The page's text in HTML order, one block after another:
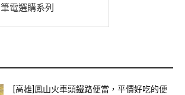
筆電選購系列
[高雄]鳳山火車頭鐵路便當，平價好吃的便